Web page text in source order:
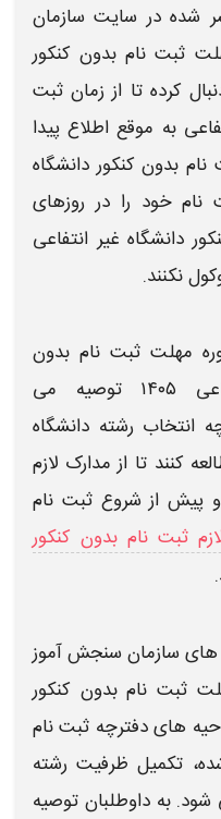
شده در سایت سازمان
ثبت نام بدون کنکور
کرده تا از زمان ثبت
به موقع اطلاع پیدا
نام بدون کنکور دانشگاه
نام خود را در روزهای
دانشگاه غیر انتفاعی
نکنند.
مهلت ثبت نام بدون
توصیه می
انتخاب رشته دانشگاه
کنند تا از مدارک لازم
و پیش از شروعثبت نام
ثبت نام بدون کنکور
های سازمان سنجش آموز
ثبت نام بدون کنکور
های دفترچه ثبت نام
تکمیل ظرفیت رشته
به داوطلبان توصیه